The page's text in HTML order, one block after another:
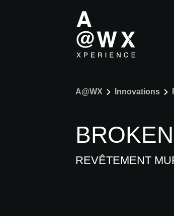
A@WX Innovations
REVÊTEMENT